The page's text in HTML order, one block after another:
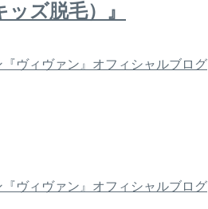
ズ脱毛）』
ヴィヴァン』オフィシャルブログ
ヴィヴァン』オフィシャルブログ